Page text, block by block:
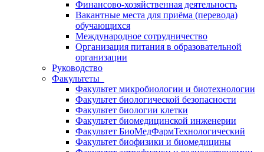
Финансово-хозяйственная деятельность
Вакантные места для приёма (перевода)
обучающихся
Международное сотрудничество
Организация питания в образовательной
организации
Руководство
Факультеты
Факультет микробиологии и биотехнологии
Факультет биологической безопасности
Факультет биологии клетки
Факультет биомедицинской инженерии
Факультет БиоМедФармТехнологический
Факультет биофизики и биомедицины